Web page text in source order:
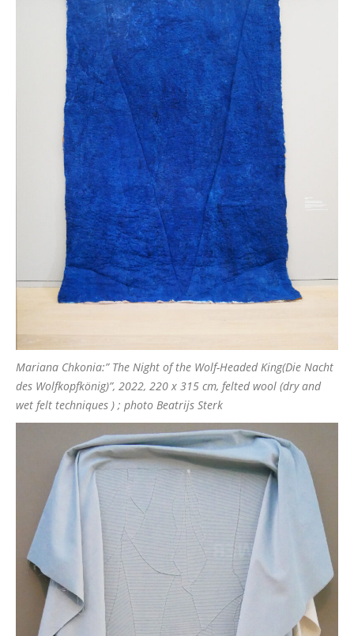
Mariana Chkonia:” The Night of the Wolf-Headed King(Die Nacht
des Wolfkopfkönig)”, 2022, 220 x 315 cm, felted wool (dry and
wet felt techniques ) ; photo Beatrijs Sterk